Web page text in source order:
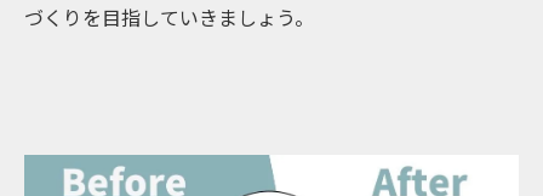
づくりを目指していきましょう。